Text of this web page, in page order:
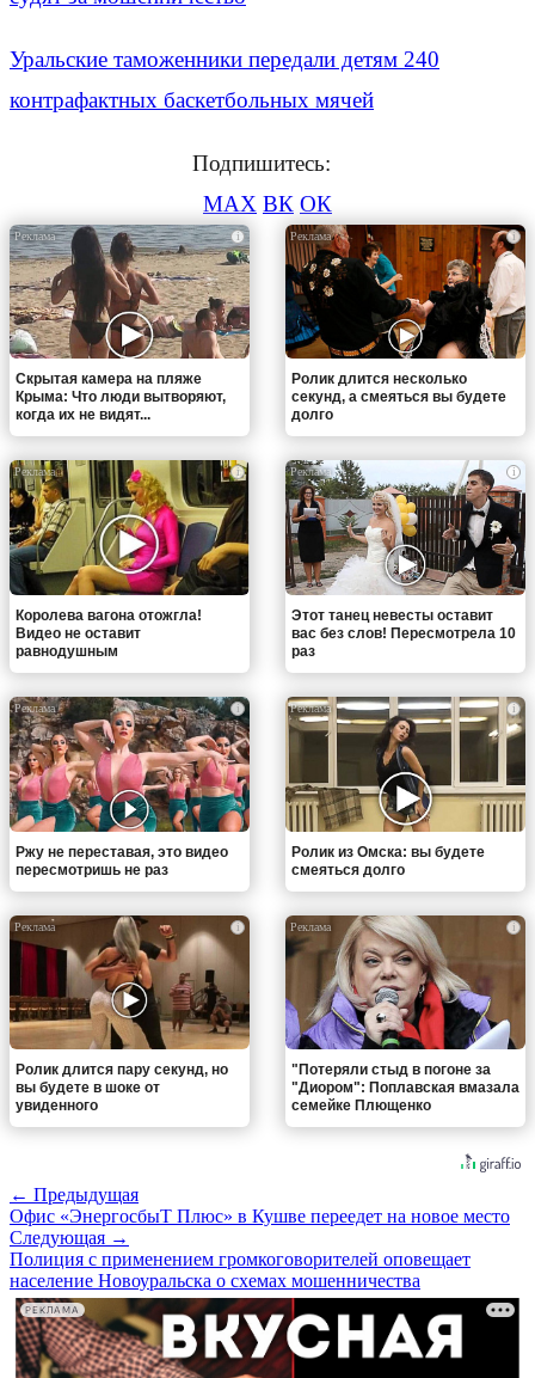
Уральские таможенники передали детям 240
контрафактных баскетбольных мячей
Подпишитесь:
MAX ВК ОК
i
Скрытая камера на пляже
Крыма: Что люди вытворяют,
когда их не видят...
i
Ролик длится несколько
секунд, а смеяться вы будете
долго
i
Королева вагона отожгла!
Видео не оставит
равнодушным
i
Этот танец невесты оставит
вас без слов! Пересмотрела 10
раз
i
Ржу не переставая, это видео
пересмотришь не раз
i
Ролик из Омска: вы будете
смеяться долго
i
Ролик длится пару секунд, но
вы будете в шоке от
увиденного
i
"Потеряли стыд в погоне за
"Диором": Поплавская вмазала
семейке Плющенко
← Предыдущая
Офис «ЭнергосбыТ Плюс» в Кушве переедет на новое место
Следующая →
Полиция с применением громкоговорителей оповещает
население Новоуральска о схемах мошенничества
РЕКЛАМА